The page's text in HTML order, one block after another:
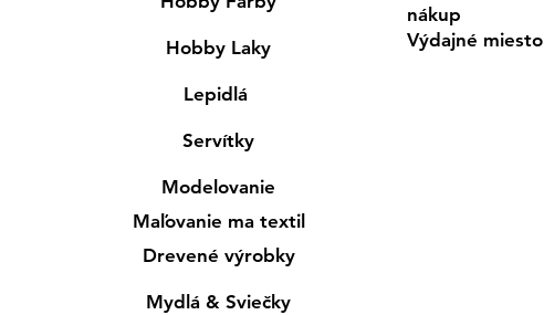
Hobby Laky
Lepidlá
Servítky
Modelovanie
Maľovanie ma textil
Drevené výrobky
Mydlá & Sviečky
nákup
Výdajné miesto